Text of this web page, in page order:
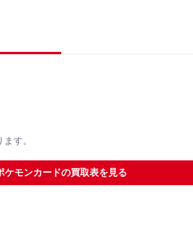
す。
ケモンカードの買取表を見る